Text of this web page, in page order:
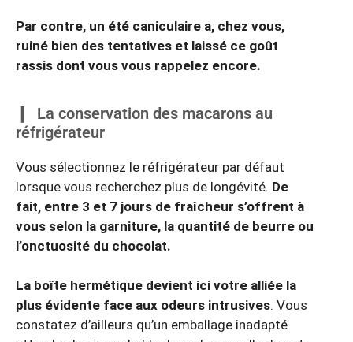
Par contre, un été caniculaire a, chez vous,
ruiné bien des tentatives et laissé ce goût
rassis dont vous vous rappelez encore.
La conservation des macarons au
réfrigérateur
Vous sélectionnez le réfrigérateur par défaut
lorsque vous recherchez plus de longévité. De
fait, entre 3 et 7 jours de fraîcheur s’offrent à
vous selon la garniture, la quantité de beurre ou
l’onctuosité du chocolat.
La boîte hermétique devient ici votre alliée la
plus évidente face aux odeurs intrusives. Vous
constatez d’ailleurs qu’un emballage inadapté